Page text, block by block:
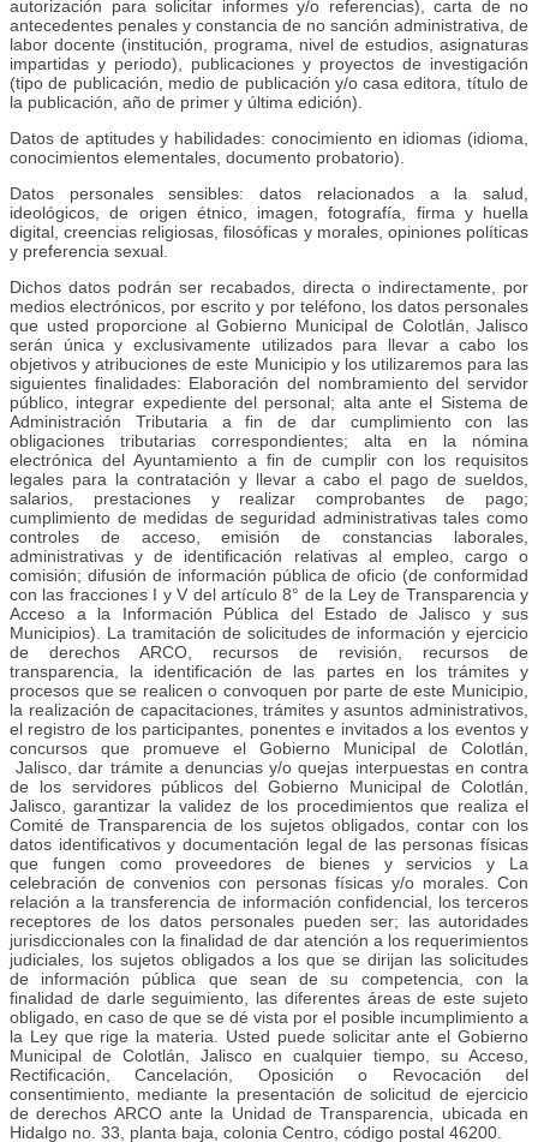
autorización para solicitar informes y/o referencias), carta de no
antecedentes penales y constancia de no sanción administrativa, de
labor docente (institución, programa, nivel de estudios, asignaturas
impartidas y periodo), publicaciones y proyectos de investigación
(tipo de publicación, medio de publicación y/o casa editora, título de
la publicación, año de primer y última edición).
Datos de aptitudes y habilidades: conocimiento en idiomas (idioma,
conocimientos elementales, documento probatorio).
Datos personales sensibles: datos relacionados a la salud,
ideológicos, de origen étnico, imagen, fotografía, firma y huella
digital, creencias religiosas, filosóficas y morales, opiniones políticas
y preferencia sexual.
Dichos datos podrán ser recabados, directa o indirectamente, por
medios electrónicos, por escrito y por teléfono, los datos personales
que usted proporcione al Gobierno Municipal de Colotlán, Jalisco
serán única y exclusivamente utilizados para llevar a cabo los
objetivos y atribuciones de este Municipio y los utilizaremos para las
siguientes finalidades: Elaboración del nombramiento del servidor
público, integrar expediente del personal; alta ante el Sistema de
Administración Tributaria a fin de dar cumplimiento con las
obligaciones tributarias correspondientes; alta en la nómina
electrónica del Ayuntamiento a fin de cumplir con los requisitos
legales para la contratación y llevar a cabo el pago de sueldos,
salarios, prestaciones y realizar comprobantes de pago;
cumplimiento de medidas de seguridad administrativas tales como
controles de acceso, emisión de constancias laborales,
administrativas y de identificación relativas al empleo, cargo o
comisión; difusión de información pública de oficio (de conformidad
con las fracciones I y V del artículo 8° de la Ley de Transparencia y
Acceso a la Información Pública del Estado de Jalisco y sus
Municipios). La tramitación de solicitudes de información y ejercicio
de derechos ARCO, recursos de revisión, recursos de
transparencia, la identificación de las partes en los trámites y
procesos que se realicen o convoquen por parte de este Municipio,
la realización de capacitaciones, trámites y asuntos administrativos,
el registro de los participantes, ponentes e invitados a los eventos y
concursos que promueve el Gobierno Municipal de Colotlán,
Jalisco, dar trámite a denuncias y/o quejas interpuestas en contra
de los servidores públicos del Gobierno Municipal de Colotlán,
Jalisco, garantizar la validez de los procedimientos que realiza el
Comité de Transparencia de los sujetos obligados, contar con los
datos identificativos y documentación legal de las personas físicas
que fungen como proveedores de bienes y servicios y La
celebración de convenios con personas físicas y/o morales. Con
relación a la transferencia de información confidencial, los terceros
receptores de los datos personales pueden ser; las autoridades
jurisdiccionales con la finalidad de dar atención a los requerimientos
judiciales, los sujetos obligados a los que se dirijan las solicitudes
de información pública que sean de su competencia, con la
finalidad de darle seguimiento, las diferentes áreas de este sujeto
obligado, en caso de que se dé vista por el posible incumplimiento a
la Ley que rige la materia. Usted puede solicitar ante el Gobierno
Municipal de Colotlán, Jalisco en cualquier tiempo, su Acceso,
Rectificación, Cancelación, Oposición o Revocación del
consentimiento, mediante la presentación de solicitud de ejercicio
de derechos ARCO ante la Unidad de Transparencia, ubicada en
Hidalgo no. 33, planta baja, colonia Centro, código postal 46200.